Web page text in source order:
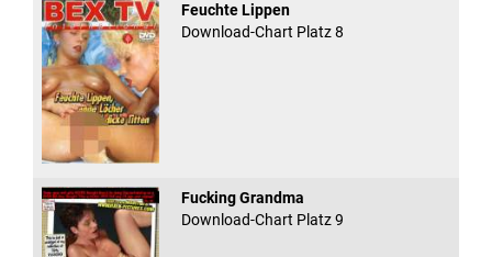
Feuchte Lippen
Download-Chart Platz 8
Fucking Grandma
Download-Chart Platz 9